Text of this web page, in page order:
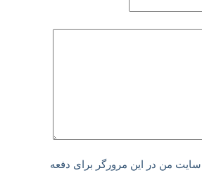
من در این مرورگر برای دفعه